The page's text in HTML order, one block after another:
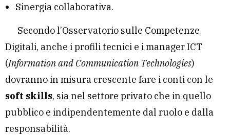
Sinergia collaborativa.
Secondo l’Osservatorio sulle Competenze
Digitali, anche i profili tecnici e i manager ICT
(Information and Communication Technologies)
dovranno in misura crescente fare i conti con le
soft skills, sia nel settore privato che in quello
pubblico e indipendentemente dal ruolo e dalla
responsabilità.